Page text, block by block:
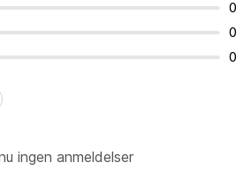
0
0
0
ingen anmeldelser